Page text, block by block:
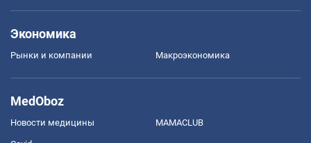
Экономика
Рынки и компании Mакроэкономика
MedOboz
Новости медицины MAMACLUB